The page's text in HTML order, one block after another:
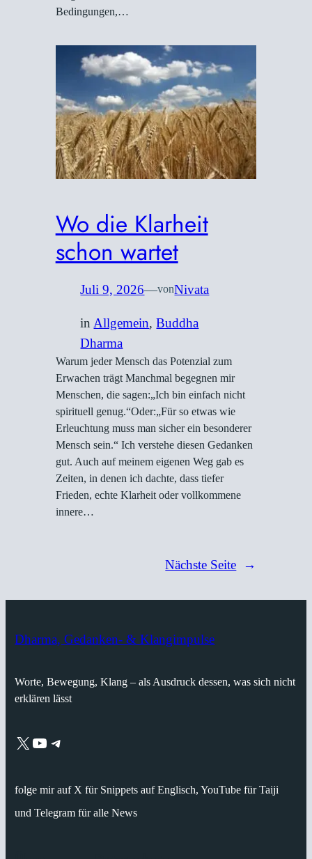
Bedingungen,…
Wo die Klarheit
schon wartet
Juli 9, 2026—vonNivata
in Allgemein, Buddha
Dharma
Warum jeder Mensch das Potenzial zum
Erwachen trägt Manchmal begegnen mir
Menschen, die sagen:„Ich bin einfach nicht
spirituell genug.“Oder:„Für so etwas wie
Erleuchtung muss man sicher ein besonderer
Mensch sein.“ Ich verstehe diesen Gedanken
gut. Auch auf meinem eigenen Weg gab es
Zeiten, in denen ich dachte, dass tiefer
Frieden, echte Klarheit oder vollkommene
innere…
Nächste Seite →
Dharma, Gedanken- & Klangimpulse
Worte, Bewegung, Klang – als Ausdruck dessen, was sich nicht
erklären lässt
X YouTube Telegram
folge mir auf X für Snippets auf Englisch, YouTube für Taiji
und Telegram für alle News